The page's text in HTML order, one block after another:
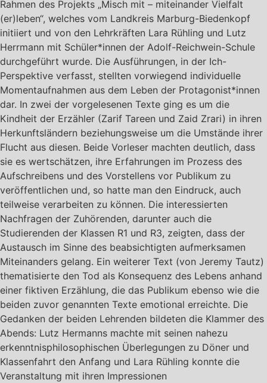
Rahmen des Projekts „Misch mit – miteinander Vielfalt
(er)leben“, welches vom Landkreis Marburg-Biedenkopf
initiiert und von den Lehrkräften Lara Rühling und Lutz
Herrmann mit Schüler*innen der Adolf-Reichwein-Schule
durchgeführt wurde. Die Ausführungen, in der Ich-
Perspektive verfasst, stellten vorwiegend individuelle
Momentaufnahmen aus dem Leben der Protagonist*innen
dar. In zwei der vorgelesenen Texte ging es um die
Kindheit der Erzähler (Zarif Tareen und Zaid Zrari) in ihren
Herkunftsländern beziehungsweise um die Umstände ihrer
Flucht aus diesen. Beide Vorleser machten deutlich, dass
sie es wertschätzen, ihre Erfahrungen im Prozess des
Aufschreibens und des Vorstellens vor Publikum zu
veröffentlichen und, so hatte man den Eindruck, auch
teilweise verarbeiten zu können. Die interessierten
Nachfragen der Zuhörenden, darunter auch die
Studierenden der Klassen R1 und R3, zeigten, dass der
Austausch im Sinne des beabsichtigten aufmerksamen
Miteinanders gelang. Ein weiterer Text (von Jeremy Tautz)
thematisierte den Tod als Konsequenz des Lebens anhand
einer fiktiven Erzählung, die das Publikum ebenso wie die
beiden zuvor genannten Texte emotional erreichte. Die
Gedanken der beiden Lehrenden bildeten die Klammer des
Abends: Lutz Hermanns machte mit seinen nahezu
erkenntnisphilosophischen Überlegungen zu Döner und
Klassenfahrt den Anfang und Lara Rühling konnte die
Veranstaltung mit ihren Impressionen